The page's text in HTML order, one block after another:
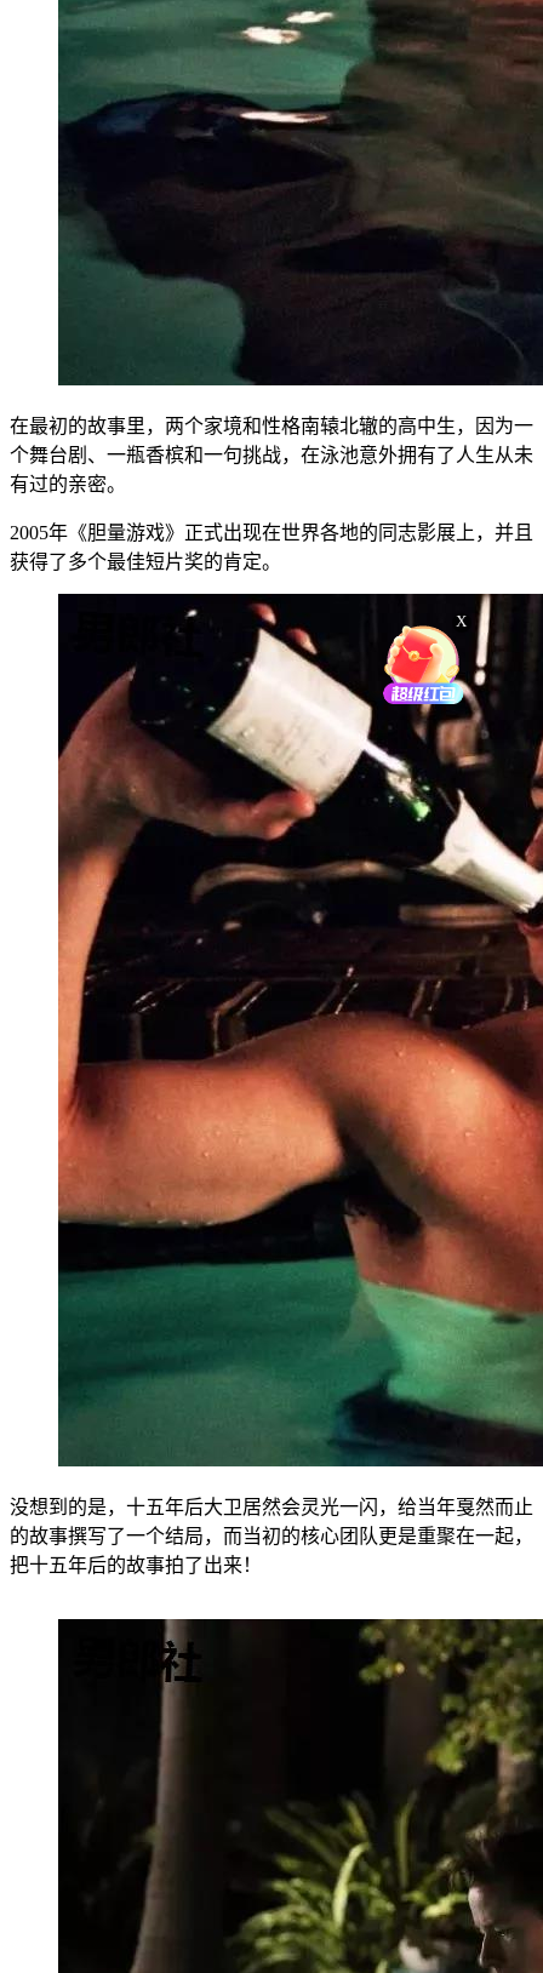
在最初的故事里，两个家境和性格南辕北辙的高中生，因为一
个舞台剧、一瓶香槟和一句挑战，在泳池意外拥有了人生从未
有过的亲密。
2005年《胆量游戏》正式出现在世界各地的同志影展上，并且
获得了多个最佳短片奖的肯定。
没想到的是，十五年后大卫居然会灵光一闪，给当年戛然而止
的故事撰写了一个结局，而当初的核心团队更是重聚在一起，
把十五年后的故事拍了出来！
X